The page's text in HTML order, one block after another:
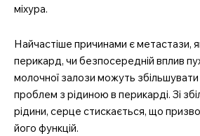
міхура.
Найчастіше причинами є метастази,
перикард, чи безпосередній вплив
молочної залози можуть
проблем з рідиною в перикарді. Зі
рідини, серце стискається, що
його функцій.